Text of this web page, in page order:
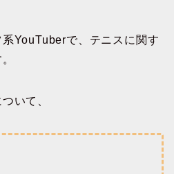
YouTuberで、テニスに関す
いて、